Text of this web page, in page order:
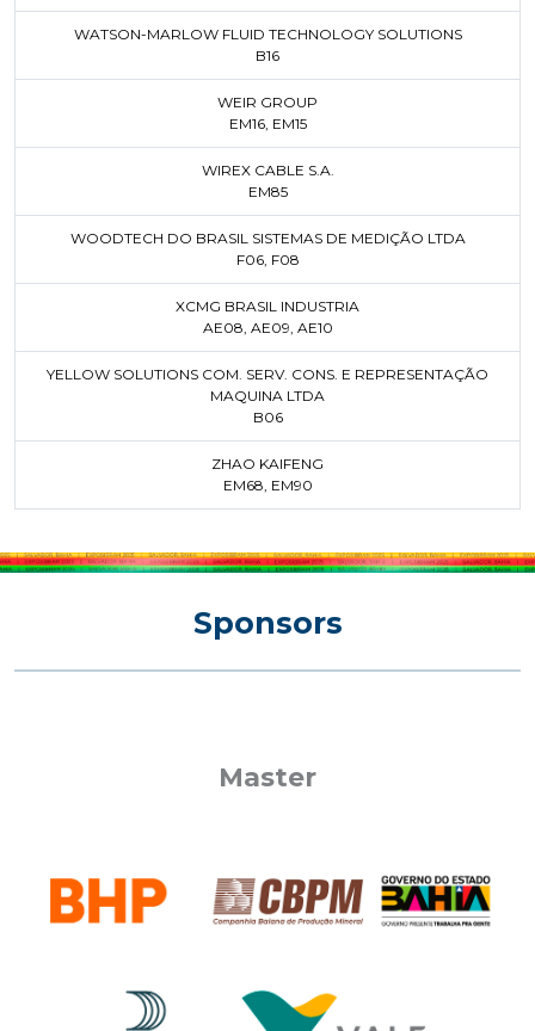
WATSON-MARLOW FLUID TECHNOLOGY SOLUTIONS
B16
WEIR GROUP
EM16, EM15
WIREX CABLE S.A.
EM85
WOODTECH DO BRASIL SISTEMAS DE MEDIÇÃO LTDA
F06, F08
XCMG BRASIL INDUSTRIA
AE08, AE09, AE10
YELLOW SOLUTIONS COM. SERV. CONS. E REPRESENTAÇÃO
MAQUINA LTDA
B06
ZHAO KAIFENG
EM68, EM90
Sponsors
Master